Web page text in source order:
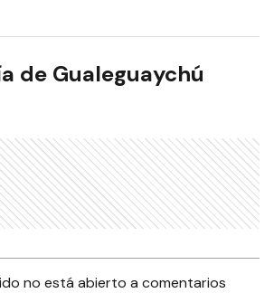
de Gualeguaychú
no está abierto a comentarios